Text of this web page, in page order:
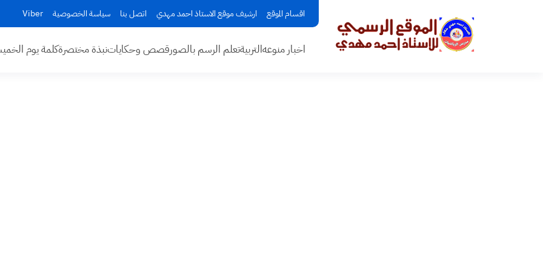
اقسام الموقع ارشيف موقع الاستاذ احمد مهدي اتصل بنا سياسة الخصوصية Viber
اخبار منوعهالتربيةتعلم الرسم بالصورقصص وحكاياتنبذة مختصرةكلمة يوم